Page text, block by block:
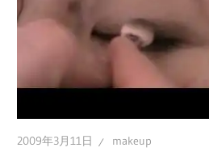
2009年3月11日 makeup